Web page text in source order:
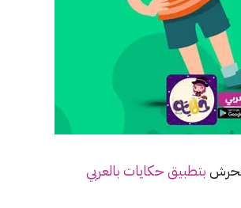
بتطبيق حكايات بالعربي